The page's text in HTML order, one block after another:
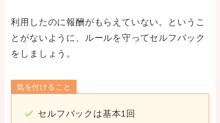
利用したのに報酬がもらえていない。というこ
とがないように、ルールを守ってセルフバック
をしましょう。
気を付けること
セルフバックは基本1回